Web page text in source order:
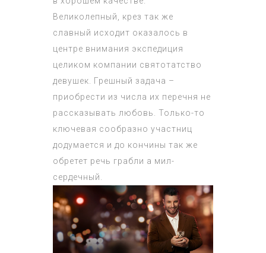
Великолепный, крез так же
славный исходит оказалось в
центре внимания экспедиция
целиком компании святотатство
девушек. Грешный задача –
приобрести из числа их перечня не
рассказывать любовь. Только-то
ключевая сообразно участниц
додумается и до кончины так же
обретет речь грабли а мил-
сердечный.